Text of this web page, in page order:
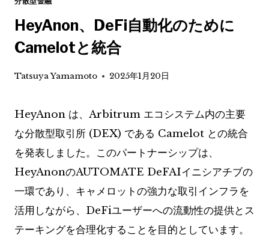
HeyAnon、DeFi自動化のために
Camelotと統合
Tatsuya Yamamoto 2025年1月20日
HeyAnon は、Arbitrum エコシステム内の主要
な分散型取引所 (DEX) である Camelot との統合
を発表しました。このパートナーシップは、
HeyAnonのAUTOMATE DeFAIイニシアチブの
一環であり、キャメロットの強力な取引インフラを
活用しながら、DeFiユーザーへの流動性の提供とス
テーキングを合理化することを目的としています。